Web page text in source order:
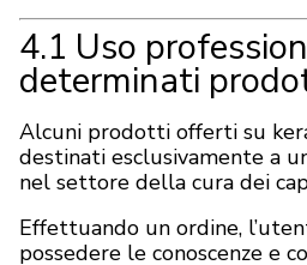
4.1 Uso
determinati
Alcuni prodotti offerti su
destinati esclusivamente a
nel settore della cura dei
Effettuando un ordine,
possedere le conoscenze e